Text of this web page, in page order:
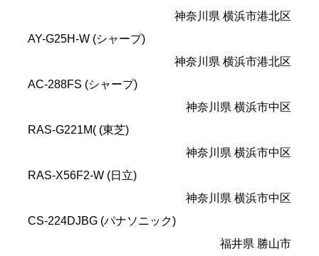
神奈川県 横浜市港北区
AY-G25H-W (シャープ)
神奈川県 横浜市港北区
AC-288FS (シャープ)
神奈川県 横浜市中区
RAS-G221M( (東芝)
神奈川県 横浜市中区
RAS-X56F2-W (日立)
神奈川県 横浜市中区
CS-224DJBG (パナソニック)
福井県 勝山市